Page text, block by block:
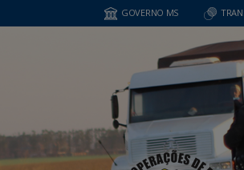
GOVERNO MS